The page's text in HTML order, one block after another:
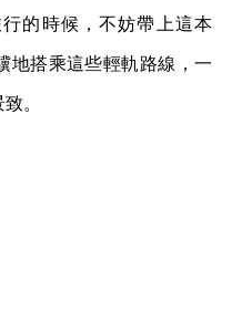
的時候，不妨帶上這本
地搭乘這些輕軌路線，一
。